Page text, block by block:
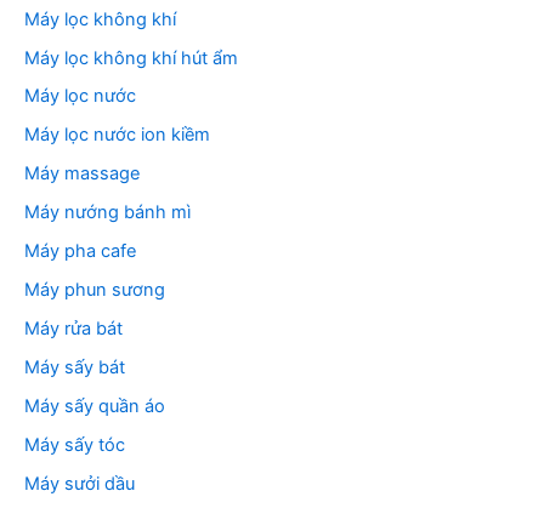
Máy lọc không khí
Máy lọc không khí hút ẩm
Máy lọc nước
Máy lọc nước ion kiềm
Máy massage
Máy nướng bánh mì
Máy pha cafe
Máy phun sương
Máy rửa bát
Máy sấy bát
Máy sấy quần áo
Máy sấy tóc
Máy sưởi dầu